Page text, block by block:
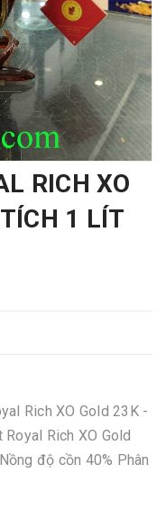
RICH XO
1 LÍT
Rich XO Gold 23K -
Rich XO Gold
độ cồn 40% Phân